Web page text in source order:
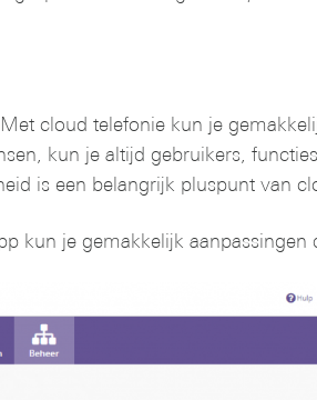
cloud telefonie kun je
kun je altijd gebruikers, functies
is een belangrijk pluspunt van
kun je gemakkelijk aanpassingen